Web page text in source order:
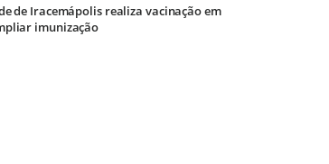
de Iracemápolis realiza vacinação em
imunização